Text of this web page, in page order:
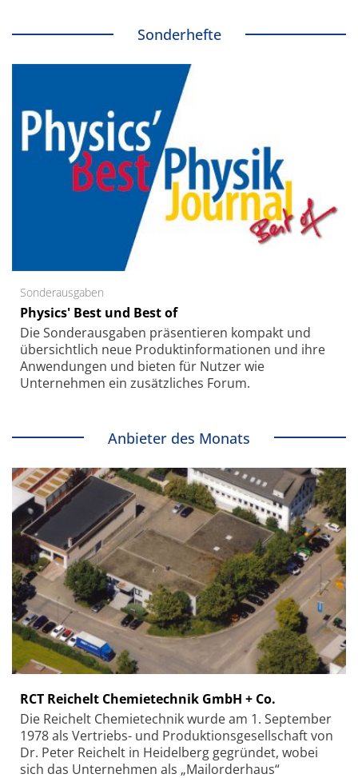
Sonderhefte
Sonderausgaben
Physics' Best und Best of
Die Sonder­ausgaben präsentieren kompakt und
übersichtlich neue Produkt­informationen und ihre
Anwendungen und bieten für Nutzer wie
Unternehmen ein zusätzliches Forum.
Anbieter des Monats
RCT Reichelt Chemietechnik GmbH + Co.
Die Reichelt Chemietechnik wurde am 1. September
1978 als Vertriebs- und Produktionsgesellschaft von
Dr. Peter Reichelt in Heidelberg gegründet, wobei
sich das Unternehmen als „Mailorderhaus“